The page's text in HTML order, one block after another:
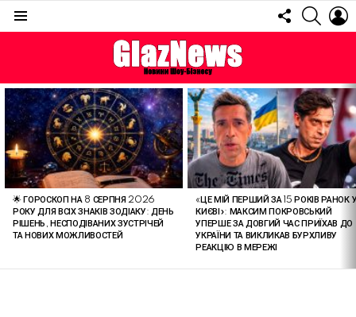
FOLLOW
US
ОСТАННІ
СТАТТІ
🌟 ГОРОСКОП НА 8 СЕРПНЯ 2026
РОКУ ДЛЯ ВСІХ ЗНАКІВ ЗОДІАКУ: ДЕНЬ
РІШЕНЬ, НЕСПОДІВАНИХ ЗУСТРІЧЕЙ
ТА НОВИХ МОЖЛИВОСТЕЙ
«ЦЕ МІЙ ПЕРШИЙ ЗА 15 РОКІВ РАНОК
КИЄВІ»: МАКСИМ ПОКРОВСЬКИЙ
УПЕРШЕ ЗА ДОВГИЙ ЧАС ПРИЇХАВ ДО
УКРАЇНИ ТА ВИКЛИКАВ БУРХЛИВУ
РЕАКЦІЮ В МЕРЕЖІ